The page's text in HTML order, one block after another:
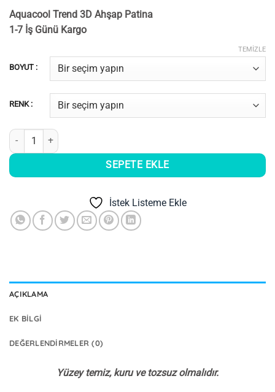
aralığı:
179,00₺
Aquacool Trend 3D Ahşap Patina
1-7 İş Günü Kargo
BOYUT :
RENK :
TEMIZLE
Aquacool Trend 3D Ahşap Patina adet
SEPETE EKLE
İstek Listeme Ekle
AÇIKLAMA
EK BILGI
DEĞERLENDIRMELER (0)
Yüzey temiz, kuru ve tozsuz olmalıdır.